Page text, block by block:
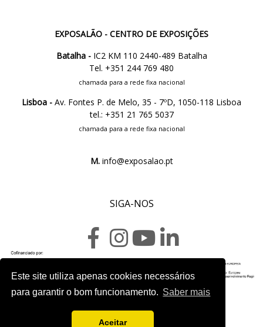
Este site utiliza apenas cookies necessários
para garantir o bom funcionamento. Saber mais
Aceitar
EXPOSALÃO - CENTRO DE EXPOSIÇÕES
Batalha -IC2 KM 110 2440-489 Batalha
Tel. +351 244 769 480
chamada para a rede fixa nacional
Lisboa - Av. Fontes P. de Melo, 35 - 7ºD, 1050-118 Lisboa
tel.: +351 21 765 5037
chamada para a rede fixa nacional
M.info@exposalao.pt
SIGA-NOS